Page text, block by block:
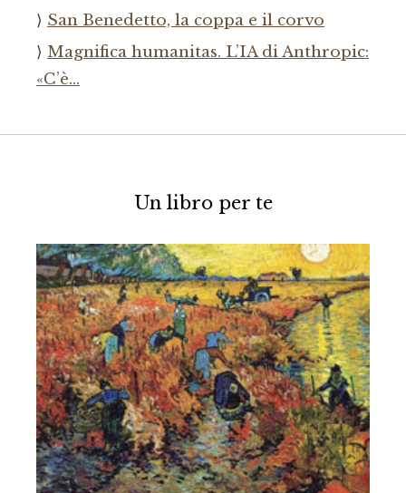
San Benedetto, la coppa e il corvo
Magnifica humanitas. L’IA di Anthropic:
«C’è…
Un libro per te